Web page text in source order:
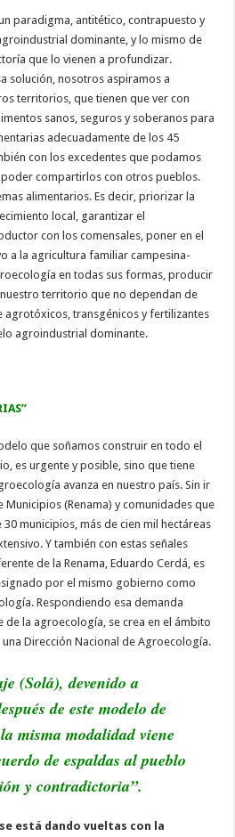
paradigma, antitético, contrapuesto y
dominante, y lo mismo de
que lo vienen a profundizar.
solución, nosotros aspiramos a
territorios, que tienen que ver con
sanos, seguros y soberanos para
adecuadamente de los 45
con los excedentes que podamos
compartirlos con otros pueblos.
alimentarios. Es decir, priorizar la
local, garantizar el
con los comensales, poner en el
a la agricultura familiar campesina-
en todas sus formas, producir
territorio que no dependan de
agrotóxicos, transgénicos y fertilizantes
agroindustrial dominante.
que soñamos construir en todo el
es urgente y posible, sino que tiene
avanza en nuestro país. Sin ir
Municipios (Renama) y comunidades que
municipios, más de cien mil hectáreas
Y también con estas señales
de la Renama, Eduardo Cerdá, es
por el mismo gobierno como
Respondiendo esa demanda
de la agroecología, se crea en el ámbito
Dirección Nacional de Agroecología.
(Solá), devenido a
de este modelo de
misma modalidad viene
de espaldas al pueblo
y contradictoria”.
está dando vueltas con la